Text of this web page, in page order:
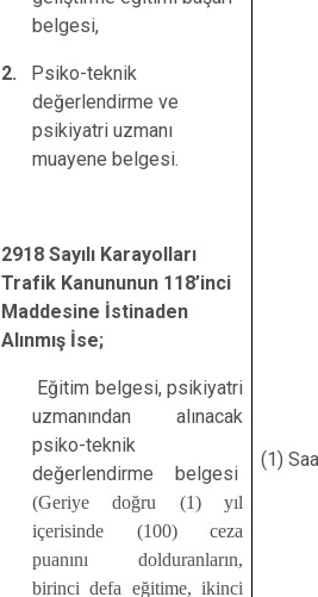
belgesi,
2. Psiko-teknik
değerlendirme ve
psikiyatri uzmanı
muayene belgesi.
2918 Sayılı Karayolları
Trafik Kanununun 118’inci
Maddesine İstinaden
Alınmış İse;
Eğitim belgesi, psikiyatri
uzmanından alınacak
psiko-teknik
değerlendirme belgesi
(Geriye doğru (1) yıl
içerisinde (100) ceza
puanını dolduranların,
birinci defa eğitime, ikinci
(1)